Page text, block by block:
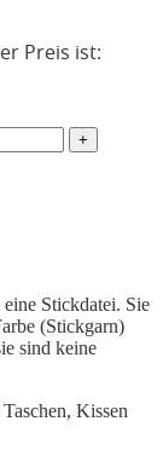
Preis ist:
Stickdatei. Sie
(Stickgarn)
sind keine
Kissen